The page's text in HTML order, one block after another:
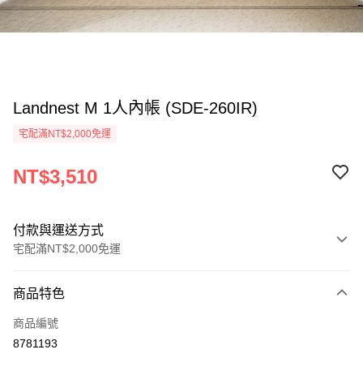
Landnest M 1人內帳 (SDE-260IR)
宅配滿NT$2,000免運
NT$3,510
付款與運送方式
宅配滿NT$2,000免運
信用卡一次付款
信用卡分期付款
商品特色
商品編號
8781193